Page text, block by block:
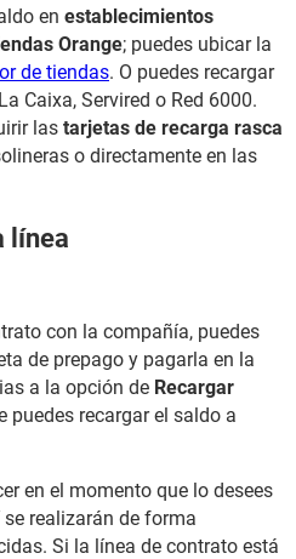
en establecimientos
Orange; puedes ubicar la
de tiendas. O puedes recargar
Caixa, Servired o Red 6000.
las tarjetas de recarga rasca
o directamente en las
línea
con la compañía, puedes
de prepago y pagarla en la
a la opción de Recargar
puedes recargar el saldo a
en el momento que lo desees
realizarán de forma
Si la línea de contrato está